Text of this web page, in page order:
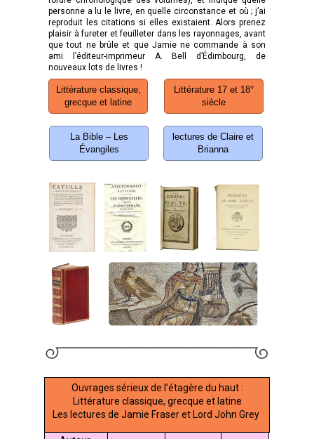
personne a lu le livre, en quelle circonstance et où ; j’ai
reproduit les citations si elles existaient. Alors prenez
plaisir à fureter et feuilleter dans les rayonnages, avant
que tout ne brûle et que Jamie ne commande à son
ami l’éditeur-imprimeur A. Bell d’Édimbourg, de
nouveaux lots de livres !
Ouvrages sérieux de l’étagère du haut :
Littérature classique, grecque et latine
Les lectures de Jamie Fraser et Lord John Grey
Littérature classique,
grecque et latine
Littérature 17 et 18°
siècle
La Bible – Les
Évangiles
lectures de Claire et
Brianna